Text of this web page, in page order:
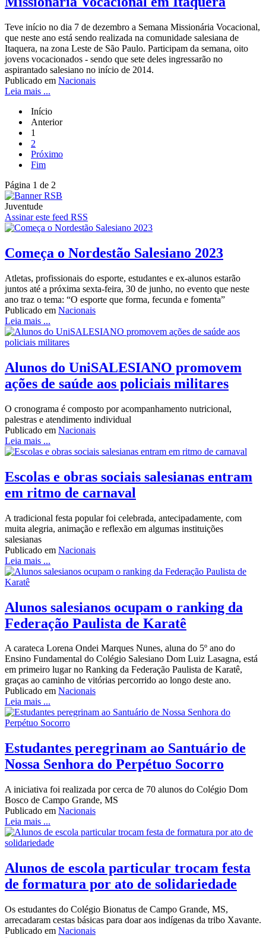
Teve início no dia 7 de dezembro a Semana Missionária Vocacional,
que neste ano está sendo realizada na comunidade salesiana de
Itaquera, na zona Leste de São Paulo. Participam da semana, oito
jovens vocacionados - sendo que sete deles ingressarão no
aspirantado salesiano no início de 2014.
Publicado em Nacionais
Leia mais ...
Início
Anterior
1
2
Próximo
Fim
Página 1 de 2
Juventude
Assinar este feed RSS
Começa o Nordestão Salesiano 2023
Atletas, profissionais do esporte, estudantes e ex-alunos estarão
juntos até a próxima sexta-feira, 30 de junho, no evento que neste
ano traz o tema: “O esporte que forma, fecunda e fomenta”
Publicado em Nacionais
Leia mais ...
Alunos do UniSALESIANO promovem
ações de saúde aos policiais militares
O cronograma é composto por acompanhamento nutricional,
palestras e atendimento individual
Publicado em Nacionais
Leia mais ...
Escolas e obras sociais salesianas entram
em ritmo de carnaval
A tradicional festa popular foi celebrada, antecipadamente, com
muita alegria, animação e reflexão em algumas instituições
salesianas
Publicado em Nacionais
Leia mais ...
Alunos salesianos ocupam o ranking da
Federação Paulista de Karatê
A carateca Lorena Ondei Marques Nunes, aluna do 5º ano do
Ensino Fundamental do Colégio Salesiano Dom Luiz Lasagna, está
em primeiro lugar no Ranking da Federação Paulista de Karatê,
graças ao caminho de vitórias percorrido ao longo deste ano.
Publicado em Nacionais
Leia mais ...
Estudantes peregrinam ao Santuário de
Nossa Senhora do Perpétuo Socorro
A iniciativa foi realizada por cerca de 70 alunos do Colégio Dom
Bosco de Campo Grande, MS
Publicado em Nacionais
Leia mais ...
Alunos de escola particular trocam festa
de formatura por ato de solidariedade
Os estudantes do Colégio Bionatus de Campo Grande, MS,
arrecadaram cestas básicas para doar aos indígenas da tribo Xavante.
Publicado em Nacionais